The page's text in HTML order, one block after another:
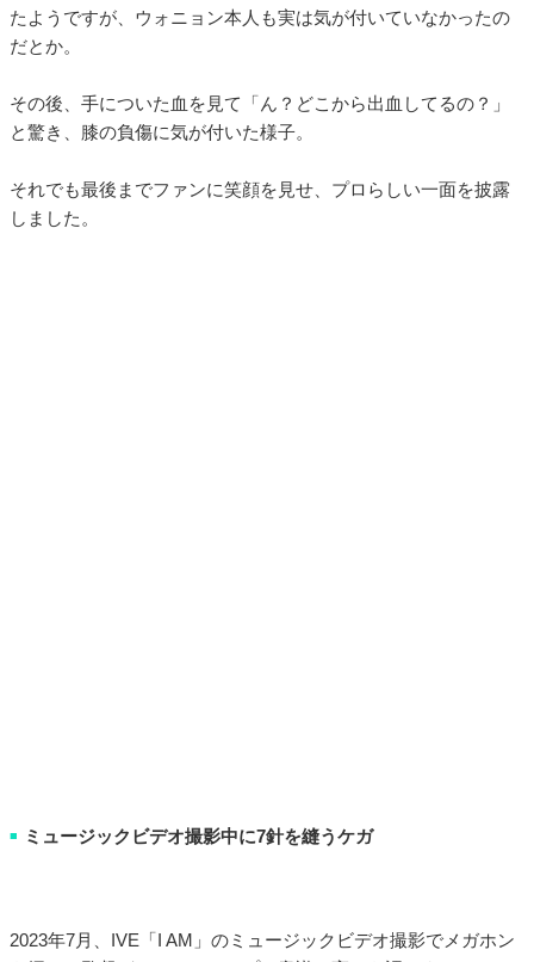
たようですが、ウォニョン本人も実は気が付いていなかったの
だとか。
その後、手についた血を見て「ん？どこから出血してるの？」
と驚き、膝の負傷に気が付いた様子。
それでも最後までファンに笑顔を見せ、プロらしい一面を披露
しました。
■ ミュージックビデオ撮影中に7針を縫うケガ
2023年7月、IVE「I AM」のミュージックビデオ撮影でメガホン